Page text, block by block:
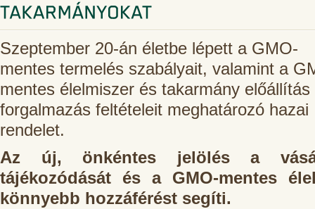
Szeptember 20-án életbe lépett a GMO-
mentes termelés szabályait, valamint a
mentes élelmiszer és takarmány előállítás
forgalmazás feltételeit meghatározó hazai
rendelet.
Az új, önkéntes jelölés a
tájékozódását és a GMO-mentes
könnyebb hozzáférést segíti.